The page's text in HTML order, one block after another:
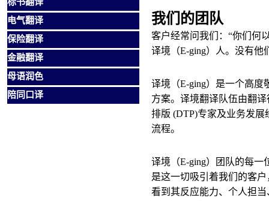
我们的团队
客户经常问我们：“你们何
译境（E-ging）人。没有他
译境（E-ging）是一个高
方案。译境翻译队伍由翻
排版 (DTP)专家及业务发
流程。
译境（E-ging）团队的每
是这一切吸引着我们的客
看到其反应能力、个人担
电气翻译
保险翻译
金融翻译
母语润色
陪同口译